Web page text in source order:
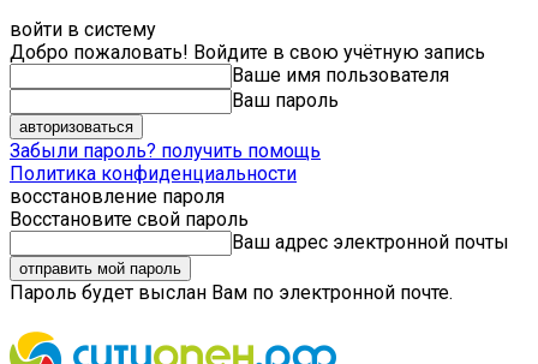
войти в систему
Добро пожаловать! Войдите в свою учётную запись
Ваше имя пользователя
Ваш пароль
Забыли пароль? получить помощь
Политика конфиденциальности
восстановление пароля
Восстановите свой пароль
Ваш адрес электронной почты
Пароль будет выслан Вам по электронной почте.